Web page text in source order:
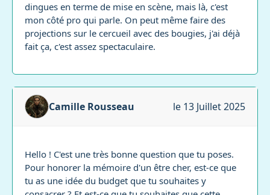
dingues en terme de mise en scène, mais là, c'est
mon côté pro qui parle. On peut même faire des
projections sur le cercueil avec des bougies, j'ai déjà
fait ça, c'est assez spectaculaire.
Camille Rousseau le 13 Juillet 2025
Hello ! C'est une très bonne question que tu poses.
Pour honorer la mémoire d'un être cher, est-ce que
tu as une idée du budget que tu souhaites y